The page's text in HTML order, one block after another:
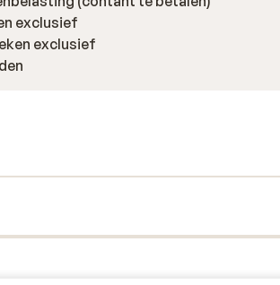
exclusief
exclusief